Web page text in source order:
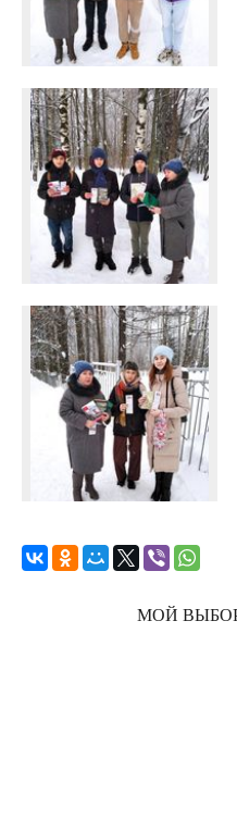
МОЙ